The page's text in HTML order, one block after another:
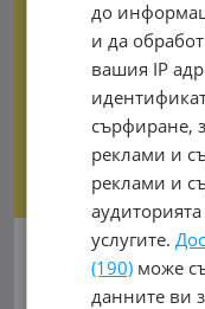
Итал
обл. Пловдив, с.
до
и да
вашия IP
сърфиране,
реклами и
реклами и
услугите.
(190) може
данните ви